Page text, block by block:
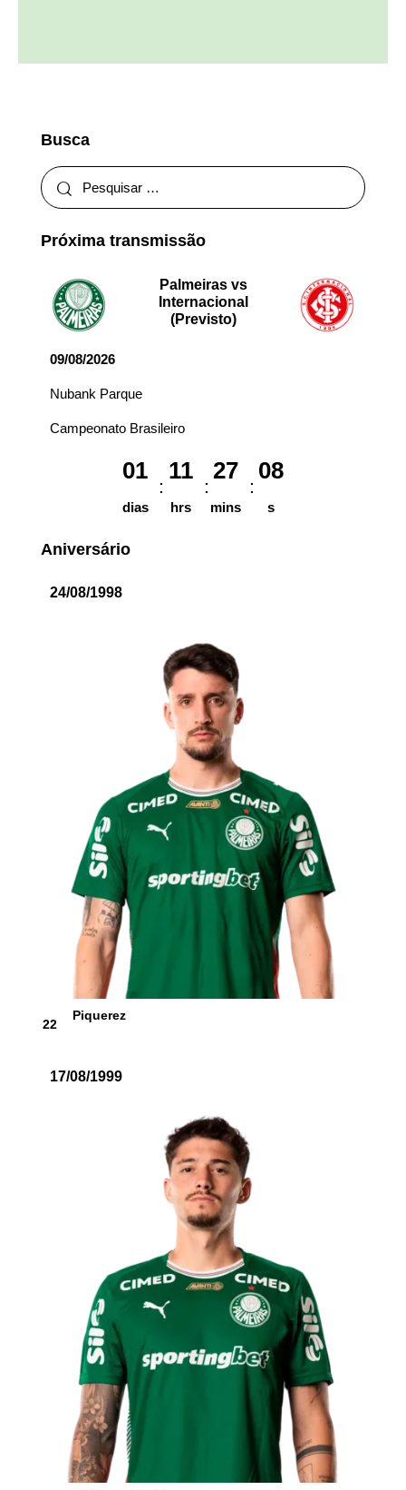
Busca
Próxima transmissão
Palmeiras vs
Internacional
(Previsto)
09/08/2026
Nubank Parque
Campeonato Brasileiro
01
dias
11
hrs
27
mins
08
s
Aniversário
24/08/1998
22
Piquerez
17/08/1999